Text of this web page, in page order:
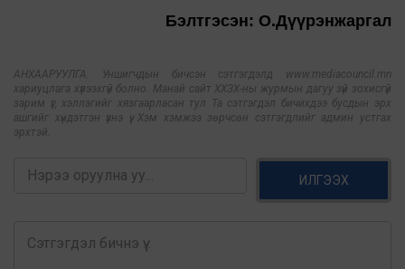
Бэлтгэсэн: О.Дүүрэнжаргал
АНХААРУУЛГА: Уншигчдын бичсэн сэтгэгдэлд www.mediacouncil.mn
хариуцлага хүлээхгүй болно. Манай сайт ХХЗХ-ны журмын дагуу зүй зохисгүй
зарим үг, хэллэгийг хязгаарласан тул Та сэтгэгдэл бичихдээ бусдын эрх
ашгийг хүндэтгэн үзнэ үү. Хэм хэмжээ зөрчсөн сэтгэгдлийг админ устгах
эрхтэй.
ИЛГЭЭХ